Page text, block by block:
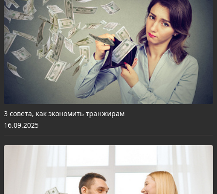
3 совета, как экономить транжирам
16.09.2025